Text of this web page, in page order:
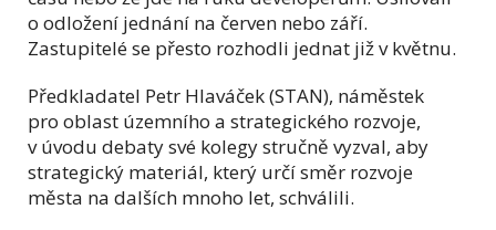
o odložení jednání na červen nebo září.
Zastupitelé se přesto rozhodli jednat již v květnu.
Předkladatel Petr Hlaváček (STAN), náměstek
pro oblast územního a strategického rozvoje,
v úvodu debaty své kolegy stručně vyzval, aby
strategický materiál, který určí směr rozvoje
města na dalších mnoho let, schválili.